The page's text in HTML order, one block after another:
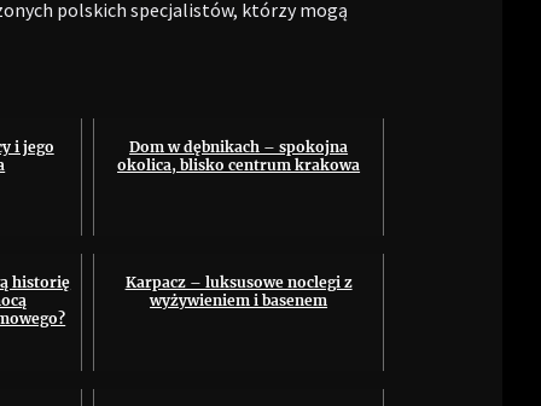
polskich specjalistów, którzy mogą
i jego
Dom w dębnikach – spokojna
okolica, blisko centrum krakowa
historię
Karpacz – luksusowe noclegi z
wyżywieniem i basenem